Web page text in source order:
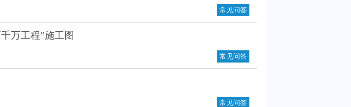
常见问答
万工程”施工图
常见问答
常见问答